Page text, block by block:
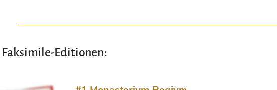
Editionen: